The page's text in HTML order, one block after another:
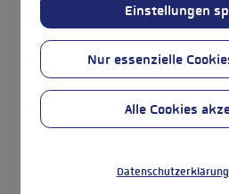
Datenschutzerklärung